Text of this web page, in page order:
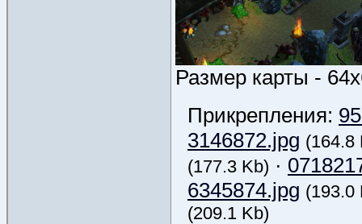
Размер карты -
Прикрепления:
3146872.jpg (164.8
(177.3 Kb) ·
6345874.jpg (193.0
(209.1 Kb)